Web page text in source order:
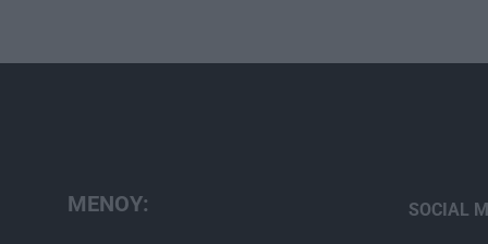
ΜΕΝΟΥ: SOCIAL